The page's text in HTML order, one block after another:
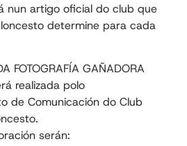
nun artigo oficial do club que
determine para cada
FOTOGRAFÍA GAÑADORA
realizada polo
de Comunicación do Club
serán: